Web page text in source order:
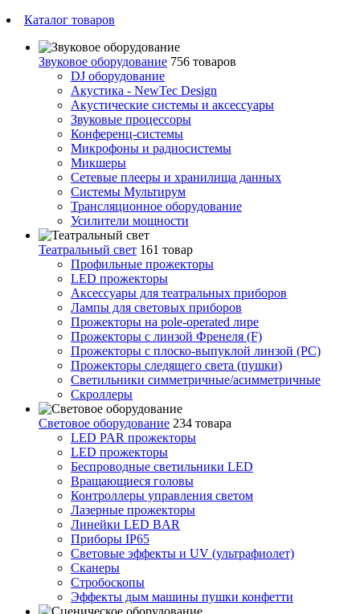
Каталог товаров
Звуковое оборудование 756 товаров
DJ оборудование
Акустика - NewTec Design
Акустические системы и аксессуары
Звуковые процессоры
Конференц-системы
Микрофоны и радиосистемы
Микшеры
Сетевые плееры и хранилища данных
Системы Мультирум
Трансляционное оборудование
Усилители мощности
Театральный свет 161 товар
Профильные прожекторы
LED прожекторы
Аксессуары для театральных приборов
Лампы для световых приборов
Прожекторы на pole-operated лире
Прожекторы с линзой Френеля (F)
Прожекторы с плоско-выпуклой линзой (PC)
Прожекторы следящего света (пушки)
Светильники симметричные/асимметричные
Скроллеры
Световое оборудование 234 товара
LED PAR прожекторы
LED прожекторы
Беспроводные светильники LED
Вращающиеся головы
Контроллеры управления светом
Лазерные прожекторы
Линейки LED BAR
Приборы IP65
Световые эффекты и UV (ультрафиолет)
Сканеры
Стробоскопы
Эффекты дым машины пушки конфетти